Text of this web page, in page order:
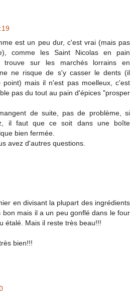
est un peu dur, c'est vrai (mais pas
comme les Saint Nicolas en pain
trouve sur les marchés lorrains en
ne risque de s'y casser le dents (il
mais il n'est pas moelleux, c'est
pas du tout au pain d'épices "prosper
de suite, pas de problème, si
il faut que ce soit dans une boîte
bien fermée.
avez d'autres questions.
en divisant la plupart des ingrédients
bon mais il a un peu gonflé dans le four
étalé. Mais il reste très beau!!!
bien!!!